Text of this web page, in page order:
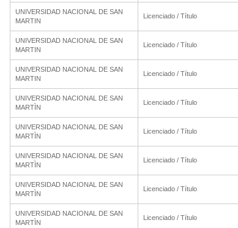
UNIVERSIDAD NACIONAL DE SAN
MARTIN
Licenciado / Título
UNIVERSIDAD NACIONAL DE SAN
MARTIN
Licenciado / Título
UNIVERSIDAD NACIONAL DE SAN
MARTIN
Licenciado / Título
UNIVERSIDAD NACIONAL DE SAN
MARTÌN
Licenciado / Título
UNIVERSIDAD NACIONAL DE SAN
MARTÌN
Licenciado / Título
UNIVERSIDAD NACIONAL DE SAN
MARTÌN
Licenciado / Título
UNIVERSIDAD NACIONAL DE SAN
MARTÌN
Licenciado / Título
UNIVERSIDAD NACIONAL DE SAN
MARTÌN
Licenciado / Título